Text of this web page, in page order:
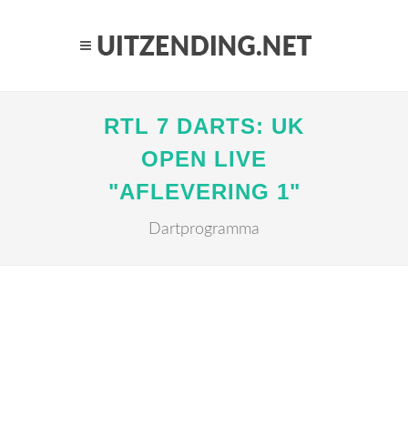
RTL 7 DARTS: UK
OPEN LIVE
"AFLEVERING 1"
Dartprogramma